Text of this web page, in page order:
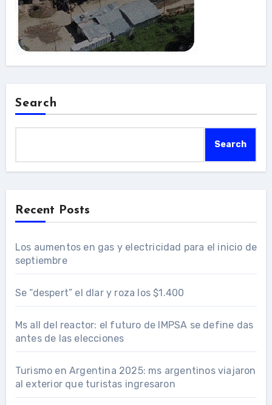
Search
Search
Recent Posts
Los aumentos en gas y electricidad para el inicio de
septiembre
Se “despert” el dlar y roza los $1.400
Ms all del reactor: el futuro de IMPSA se define das
antes de las elecciones
Turismo en Argentina 2025: ms argentinos viajaron
al exterior que turistas ingresaron